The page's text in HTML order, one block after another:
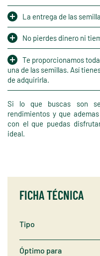
La entrega de las
No pierdes dinero ni
Te proporcionamos
una de las semillas. Así
de adquirirla.
Si lo que buscas son
rendimientos y que
con el que puedas
ideal.
FICHA TÉCNICA
Tipo
Óptimo para